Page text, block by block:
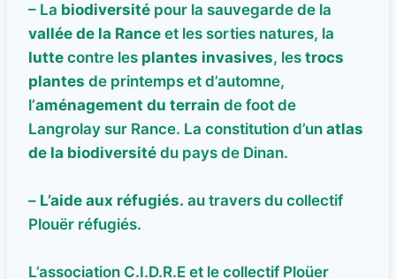
– La biodiversité pour la sauvegarde de la
vallée de la Rance et les sorties natures, la
lutte contre les plantes invasives, les trocs
plantes de printemps et d’automne,
l’aménagement du terrain de foot de
Langrolay sur Rance. La constitution d’un atlas
de la biodiversité du pays de Dinan.
– L’aide aux réfugiés. au travers du collectif
Plouër réfugiés.
L’association C.I.D.R.E et le collectif Ploüer